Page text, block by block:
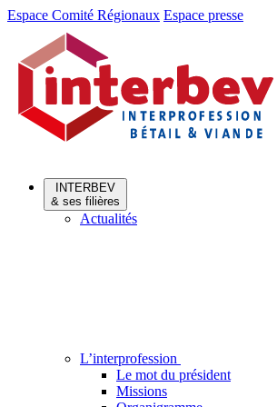
Aller
Aller
contenu
Espace Comité Régionaux Espace presse
INTERBEV
& ses filières
Actualités
L’interprofession
Le mot du président
Missions